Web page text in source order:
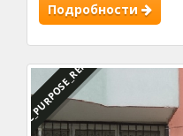
Подробности
DBC_PURPOSE_RENTED